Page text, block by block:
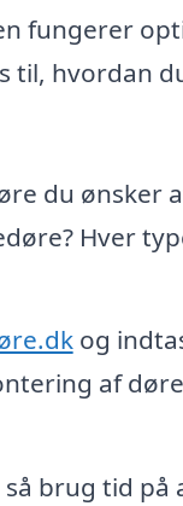
fungerer
til, hvordan
du ønsker
Hver
og
af
brug tid på